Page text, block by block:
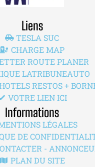
Liens
TESLA SUC
CHARGE MAP
ROUTE PLANER
LATRIBUNEAUTO
RESTOS +
VOTRE LIEN ICI
Informations
LÉGALES
DE
-
PLAN DU SITE